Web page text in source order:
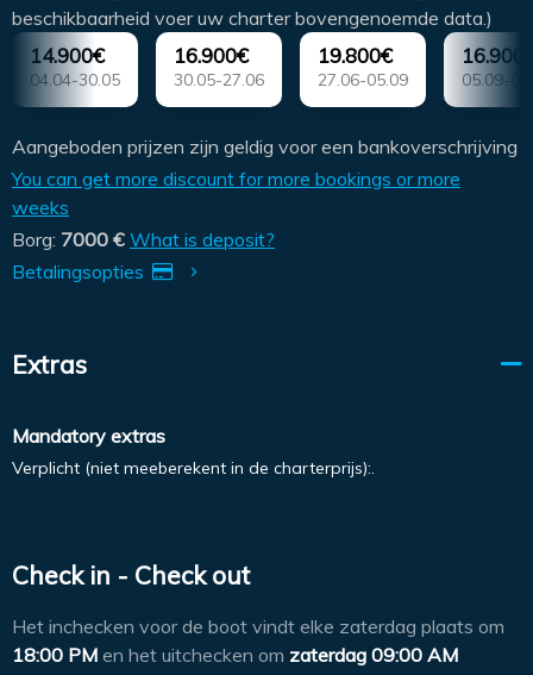
beschikbaarheid voer uw charter bovengenoemde data.)
14.900€
04.04-30.05
16.900€
30.05-27.06
19.800€
27.06-05.09 05.09-
Aangeboden prijzen zijn geldig voor een bankoverschrijving
You can get more discount for more bookings or more
weeks
Borg: 7000 € What is deposit?
Betalingsopties
Extras
Mandatory extras
Verplicht (niet meeberekent in de charterprijs):.
Check in - Check out
Het inchecken voor de boot vindt elke zaterdag plaats om
18:00 PM en het uitchecken om zaterdag 09:00 AM